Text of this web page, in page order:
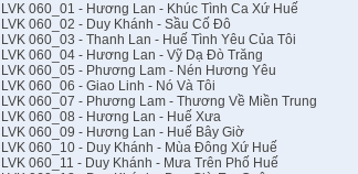
LVK 060_01 - Hương Lan - Khúc Tình Ca Xứ Huế
LVK 060_02 - Duy Khánh - Sầu Cố Đô
LVK 060_03 - Thanh Lan - Huế Tình Yêu Của Tôi
LVK 060_04 - Hương Lan - Vỹ Dạ Đò Trăng
LVK 060_05 - Phương Lam - Nén Hương Yêu
LVK 060_06 - Giao Linh - Nó Và Tôi
LVK 060_07 - Phương Lam - Thương Về Miền Trung
LVK 060_08 - Hương Lan - Huế Xưa
LVK 060_09 - Hương Lan - Huế Bây Giờ
LVK 060_10 - Duy Khánh - Mùa Đông Xứ Huế
LVK 060_11 - Duy Khánh - Mưa Trên Phố Huế